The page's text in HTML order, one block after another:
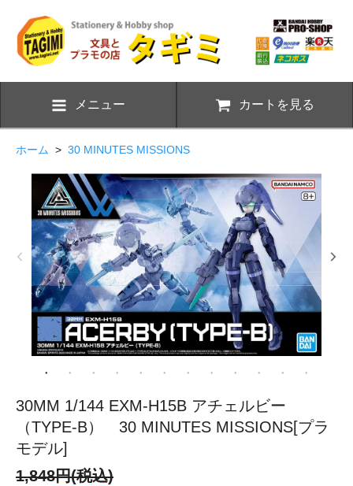
メニュー カートを見る
ホーム > 30 MINUTES MISSIONS
30MM 1/144 EXM-H15B アチェルビー
（TYPE-B） 30 MINUTES MISSIONS[プラ
モデル]
1,848円(税込)